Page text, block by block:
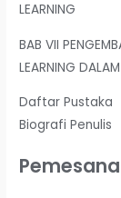
LEARNING
BAB VII
LEARNING
Daftar Pustaka
Biografi Penulis